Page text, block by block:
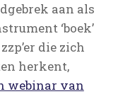
aan als
‘boek’
die zich
herkent,
webinar van